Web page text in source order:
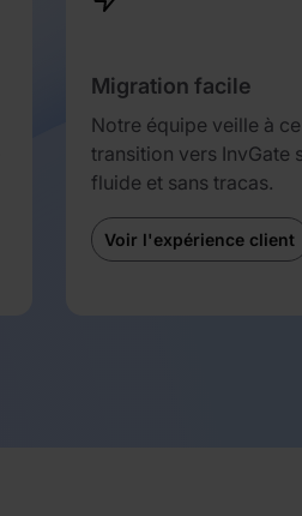
Migration facile
Notre équipe veille à
transition vers InvGate
fluide et sans tracas.
Voir l'expérience client